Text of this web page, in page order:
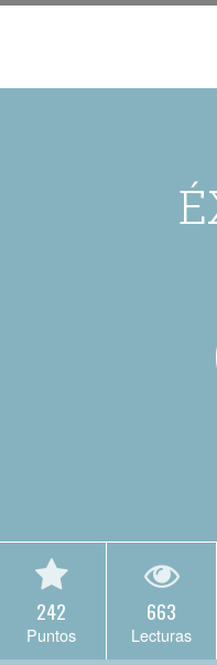
242
Puntos
663
Lecturas